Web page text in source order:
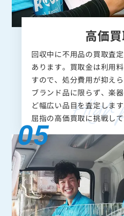
高価
回収中に不用品の買取査
あります。買取金は利用
すので、処分費用が抑え
ブランド品に限らず、楽
ど幅広い品目を査定しま
屈指の高価買取に挑戦して